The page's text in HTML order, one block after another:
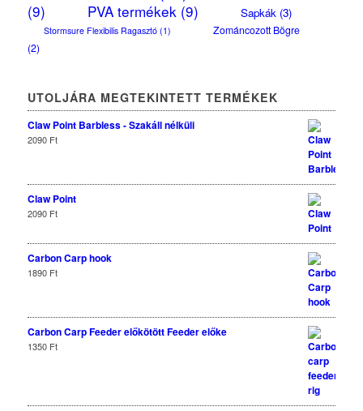
(9)
PVA termékek(9) Sapkák(3)
Stormsure Flexibilis Ragasztó(1)
Zománcozott Bögre
(2)
UTOLJÁRA MEGTEKINTETT TERMÉKEK
Claw Point Barbless - Szakáll nélküli
2090 Ft
Claw Point
2090 Ft
Carbon Carp hook
1890 Ft
Carbon Carp Feeder előkötött Feeder előke
1350 Ft